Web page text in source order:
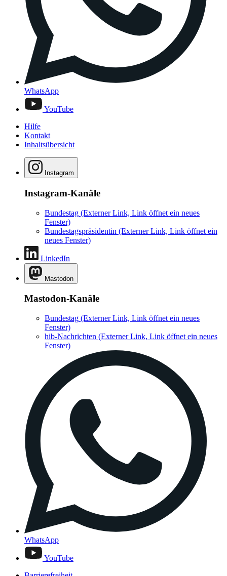
WhatsApp
YouTube
Hilfe
Kontakt
Inhaltsübersicht
Instagram
Instagram-Kanäle
Bundestag (Externer Link, Link öffnet ein neues
Fenster)
Bundestagspräsidentin (Externer Link, Link öffnet ein
neues Fenster)
LinkedIn
Mastodon
Mastodon-Kanäle
Bundestag (Externer Link, Link öffnet ein neues
Fenster)
hib-Nachrichten (Externer Link, Link öffnet ein neues
Fenster)
WhatsApp
YouTube